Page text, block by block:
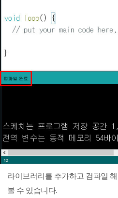
라이브러리를 추가하고 컴파일
볼 수 있습니다.